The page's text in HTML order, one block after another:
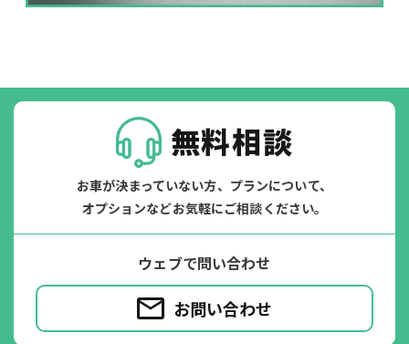
掛かります。
無料相談
お車が決まっていない方、プランについて、
オプションなどお気軽にご相談ください。
ウェブで問い合わせ
お問い合わせ